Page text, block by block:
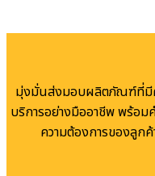
มุ่งมั่นส่งมอบผลิตภัณฑ์ที่มีคุ
บริการอย่างมืออาชีพ พร้อ
ความต้องการของลูก